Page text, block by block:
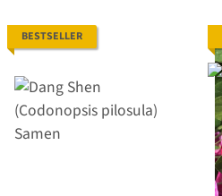
BESTSELLER